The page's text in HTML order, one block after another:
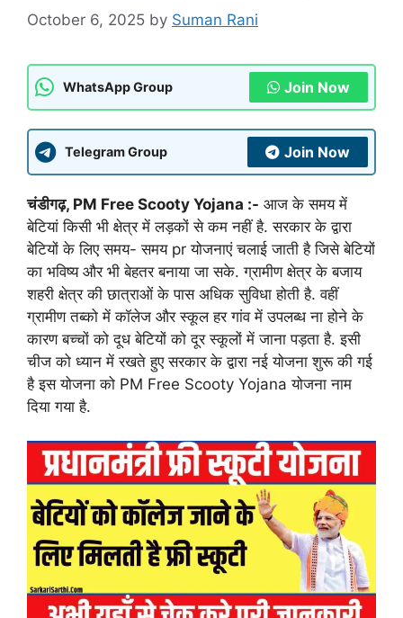
October 6, 2025 by Suman Rani
WhatsApp Group Join Now
Telegram Group Join Now
चंडीगढ़, PM Free Scooty Yojana :- आज के समय में
बेटियां किसी भी क्षेत्र में लड़कों से कम नहीं है. सरकार के द्वारा
बेटियों के लिए समय- समय pr योजनाएं चलाई जाती है जिसे बेटियों
का भविष्य और भी बेहतर बनाया जा सके. ग्रामीण क्षेत्र के बजाय
शहरी क्षेत्र की छात्राओं के पास अधिक सुविधा होती है. वहीं
ग्रामीण तब्को में कॉलेज और स्कूल हर गांव में उपलब्ध ना होने के
कारण बच्चों को दूध बेटियों को दूर स्कूलों में जाना पड़ता है. इसी
चीज को ध्यान में रखते हुए सरकार के द्वारा नई योजना शुरू की गई
है इस योजना को PM Free Scooty Yojana योजना नाम
दिया गया है.